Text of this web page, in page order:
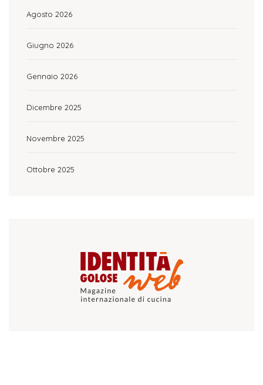
Agosto 2026
Giugno 2026
Gennaio 2026
Dicembre 2025
Novembre 2025
Ottobre 2025